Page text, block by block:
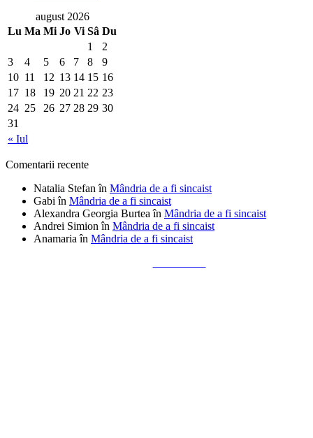
august 2026
Lu Ma Mi Jo Vi Sâ Du
« Iul
1
2
3
4 5 6 7 8
9
10 11 12 13 14 15 16
17 18 19 20 21 22 23
24 25 26 27 28 29 30
31
Comentarii recente
Natalia Stefan în Mândria de a fi sincaist
Gabi în Mândria de a fi sincaist
Alexandra Georgia Burtea în Mândria de a fi sincaist
Andrei Simion în Mândria de a fi sincaist
Anamaria în Mândria de a fi sincaist